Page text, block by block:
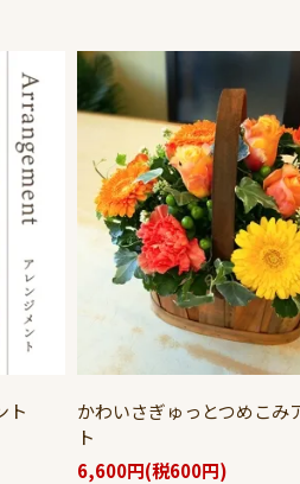
ト
かわいさぎゅっとつめこみ
ト
6,600円(税600円)